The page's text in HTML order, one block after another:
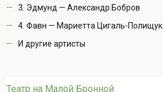
3. Эдмунд — Александр Бобров
4. Фавн — Мариетта Цигаль-Полищук
И другие артисты
Театр на Малой Бронной